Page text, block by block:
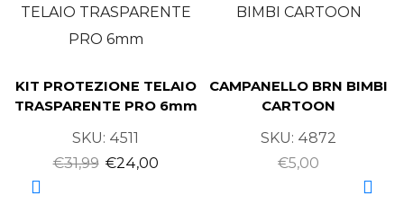
KIT PROTEZIONE TELAIO
TRASPARENTE PRO 6mm
SKU: 4511
€31,99 €24,00
CAMPANELLO BRN BIMBI
CARTOON
SKU: 4872
€5,00